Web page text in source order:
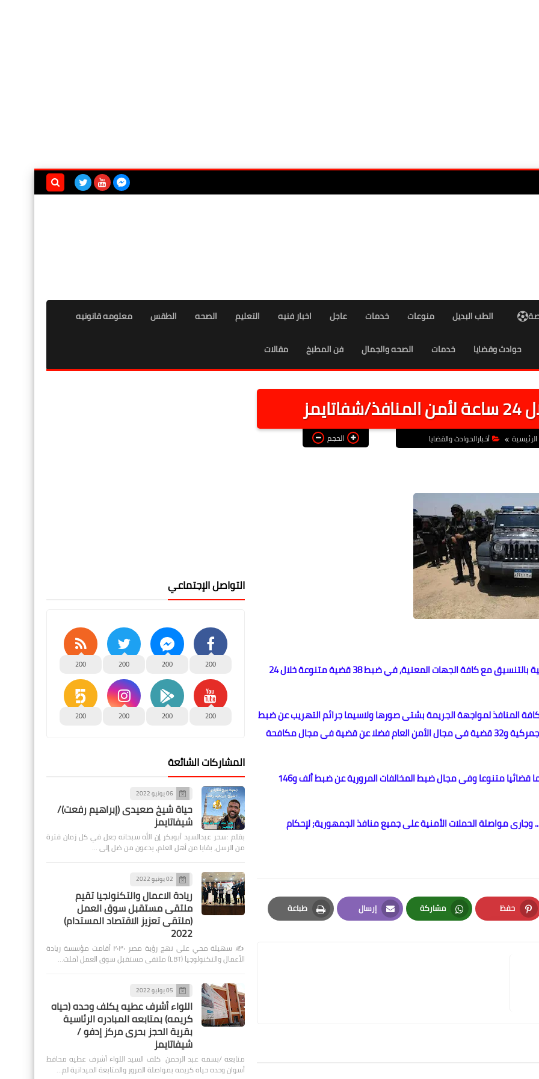
الطب البديل منوعات خدمات عاجل اخبار فنيه التعليم الصحه الطقس معلومه قانونيه
حوادث وقضايا خدمات الصحه والجمال فن المطبخ مقالات
أخبارالحوادث والقضايا الحجم
تمكنت الإدارات العامة التابعة لقطاع أمن المنافذ بوزارة الداخلية بالتنسيق مع كافة الجهات المعنية, في ضبط 38 قضية متنوعة خلال 24
المنافذ لمواجهة الجريمة بشتى صورها ولاسيما جرائم التهريب عن ضبط
5 قضايا فى مجال مكافحة جرائم تهريب البضائع عبر المنافذ الجمركية و32 قضية فى مجال الأمن العام فضلا عن قضية فى مجال مكافحة
كما أسفرت الجهود فى مجال تنفيذ الأحكام عن تنفيذ 176 حكما قضائيا متنوعا وفى مجال ضبط المخالفات المرورية عن ضبط ألف و146
وجارى مواصلة الحملات الأمنية على جميع منافذ الجمهورية; لإحكام
حفظ
Pinterest
مشاركة
Whatsapp
إرسال
Email
طباعة
Print
التواصل الإجتماعي
200
200
200
200
200
200
200
200
المشاركات الشائعة
06 يونيو 2022
حياة شيخ صعيدى (إبراهيم رفعت)/
شيفاتايمز
بقلم :سحر عبدالسيد أبوبكر إن الله سبحانه جعل في كل زمان فترة
من الرسل، بقايا من أهل العلم، يدعون من ضل إلى …
02 يونيو 2022
ريادة الاعمال والتكنولجيا تقيم
ملتقى مستقبل سوق العمل
(ملتقى تعزيز الاقتصاد المستدام)
2022
✍️ سهيلة محي على نهج رؤية مصر ٢٠٣٠ أقامت مؤسسة ريادة
الأعمال والتكنولوجيا (LBT) ملتقى مستقبل سوق العمل (ملت…
05 يوليو 2022
اللواء أشرف عطيه يكلف وحده (حياه
كريمه) بمتابعه المبادره الرئاسية
بقرية الحجز بحرى مركز إدفو /
شيفاتايمز
متابعه /بسمه عبد الرحمن كلف السيد اللواء أشرف عطيه محافظ
أسوان وحده حياه كريمه بمواصلة المرور والمتابعة الميدانية لم…